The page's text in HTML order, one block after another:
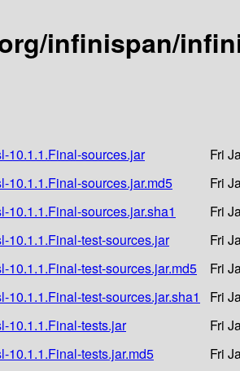
infinispan/
10.1.1.Final-sources.jar
Fri
10.1.1.Final-sources.jar.md5
Fri
10.1.1.Final-sources.jar.sha1
Fri
10.1.1.Final-test-sources.jar
Fri
10.1.1.Final-test-sources.jar.md5
Fri
10.1.1.Final-test-sources.jar.sha1
Fri
10.1.1.Final-tests.jar
Fri
10.1.1.Final-tests.jar.md5
Fri